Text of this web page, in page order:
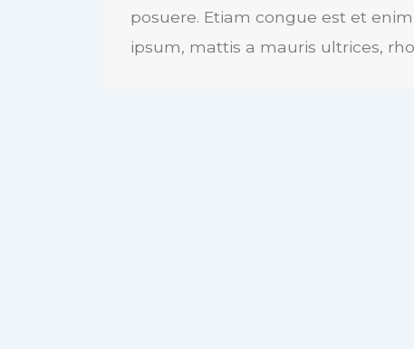
posuere. Etiam congue est et
ipsum, mattis a mauris ultrices,